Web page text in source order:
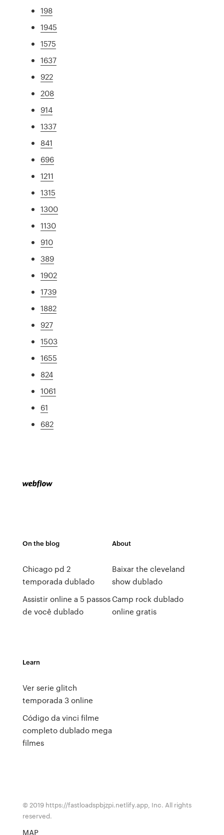
198
1945
1575
1637
922
208
914
1337
841
696
1211
1315
1300
1130
910
389
1902
1739
1882
927
1503
1655
824
1061
61
682
On the blog
Chicago pd 2
temporada dublado
Assistir online a 5 passos
de você dublado
About
Baixar the cleveland
show dublado
Camp rock dublado
online gratis
Learn
Ver serie glitch
temporada 3 online
Código da vinci filme
completo dublado mega
filmes
© 2019 https://fastloadspbjzpi.netlify.app, Inc. All rights
reserved.
MAP